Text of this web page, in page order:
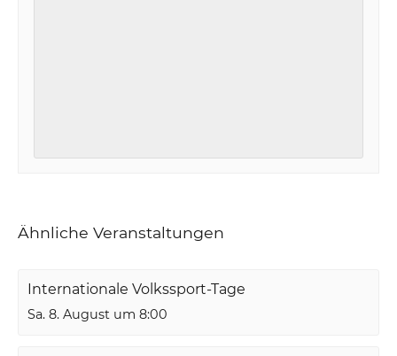
Ähnliche Veranstaltungen
Internationale Volkssport-Tage
Sa. 8. August um 8:00